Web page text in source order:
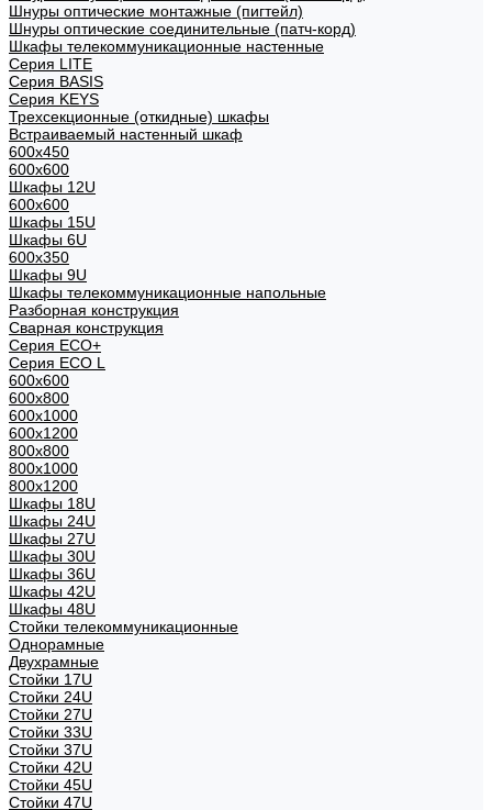
Шнуры оптические монтажные (пигтейл)
Шнуры оптические соединительные (патч-корд)
Шкафы телекоммуникационные настенные
Cерия LITE
Cерия BASIS
Cерия KEYS
Трехсекционные (откидные) шкафы
Встраиваемый настенный шкаф
600x450
600x600
Шкафы 12U
600x600
Шкафы 15U
Шкафы 6U
600x350
Шкафы 9U
Шкафы телекоммуникационные напольные
Разборная конструкция
Сварная конструкция
Серия ECO+
Серия ECO L
600x600
600x800
600х1000
600х1200
800x800
800х1000
800х1200
Шкафы 18U
Шкафы 24U
Шкафы 27U
Шкафы 30U
Шкафы 36U
Шкафы 42U
Шкафы 48U
Стойки телекоммуникационные
Однорамные
Двухрамные
Стойки 17U
Стойки 24U
Стойки 27U
Стойки 33U
Стойки 37U
Стойки 42U
Стойки 45U
Стойки 47U